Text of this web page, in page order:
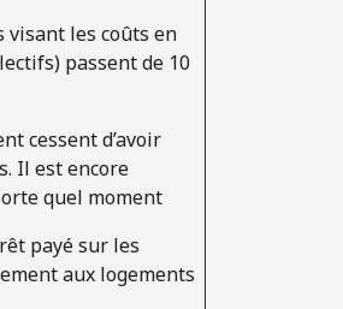
visant les coûts en
passent de 10
cessent d’avoir
Il est encore
quel moment
payé sur les
aux logements